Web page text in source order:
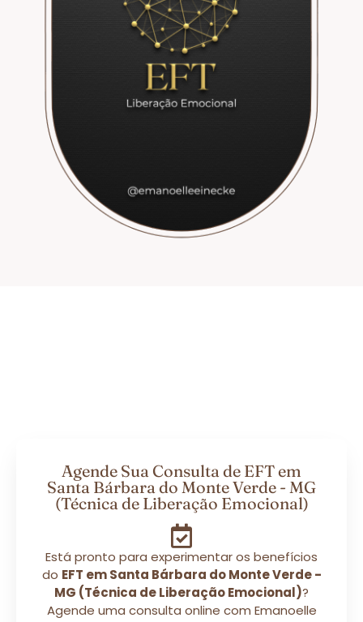
Agende Sua Consulta de EFT em
Santa Bárbara do Monte Verde - MG
(Técnica de Liberação Emocional)
Está pronto para experimentar os benefícios
do EFT em Santa Bárbara do Monte Verde -
MG (Técnica de Liberação Emocional)?
Agende uma consulta online com Emanoelle